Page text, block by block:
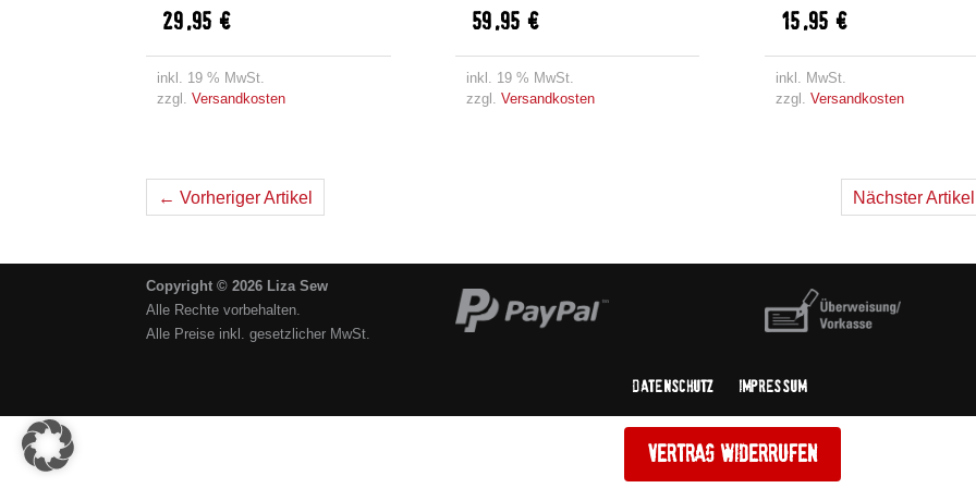
29,95€
inkl. 19 % MwSt.
zzgl.Versandkosten
59,95 €
inkl. 19 % MwSt.
zzgl. Versandkosten
15,95 €
inkl. MwSt.
zzgl. Versandkosten
← Vorheriger Artikel Nächster
Copyright © 2026 Liza Sew
Alle Rechte vorbehalten.
Alle Preise inkl. gesetzlicher MwSt.
Datenschutz Impressum
Vertrag widerrufen